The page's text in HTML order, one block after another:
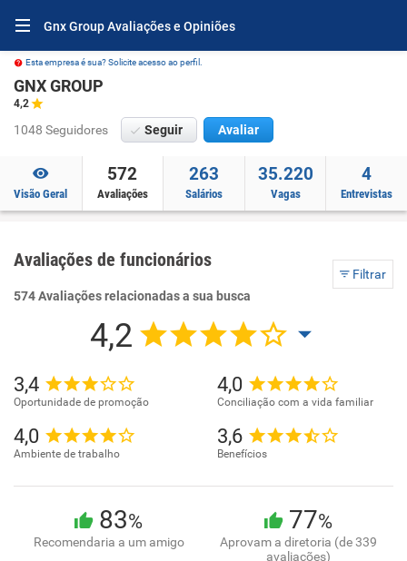
Gnx Group Avaliações e Opiniões
Esta empresa é sua? Solicite acesso ao perfil.
GNX GROUP
4,2
1048 Seguidores Seguir Avaliar
Visão Geral
572
Avaliações
263
Salários
35.220
Vagas
4
Entrevistas
Avaliações de funcionários
Filtrar
574 Avaliações relacionadas a sua busca
4,2
3,4
Oportunidade de promoção
4,0
Conciliação com a vida familiar
4,0
Ambiente de trabalho
3,6
Benefícios
83%
Recomendaria a um amigo
77%
Aprovam a diretoria (de 339
avaliações)